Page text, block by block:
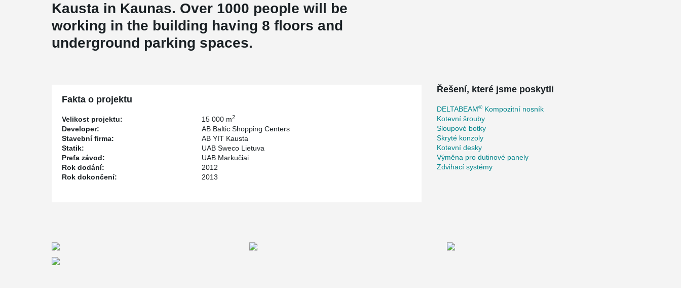
Kausta in Kaunas. Over 1000 people will be
working in the building having 8 floors and
underground parking spaces.
Fakta o projektu
Velikost projektu: 15 000 m2
Developer:
AB Baltic Shopping Centers
Stavební firma:
AB YIT Kausta
Statik:
UAB Sweco Lietuva
Prefa závod:
UAB Markučiai
Rok dodání:
2012
Rok dokončení:
2013
Řešení, které jsme poskytli
DELTABEAM® Kompozitní nosník
Kotevní šrouby
Sloupové botky
Skryté konzoly
Kotevní desky
Výměna pro dutinové panely
Zdvihací systémy